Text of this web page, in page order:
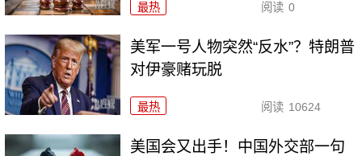
最热 阅读 0
美军一号人物突然“反水”？特朗普
对伊豪赌玩脱
最热 阅读 10624
美国会又出手！中国外交部一句